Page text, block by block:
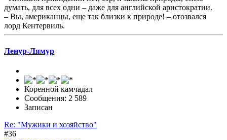
думать, для всех одни – даже для английской аристократии.
– Вы, американцы, еще так близки к природе! – отозвался
лорд Кентервиль.
Ленур-Лямур
Коренной камчадал
Сообщения: 2 589
Записан
Re: "Мужики и хозяйство"
#36